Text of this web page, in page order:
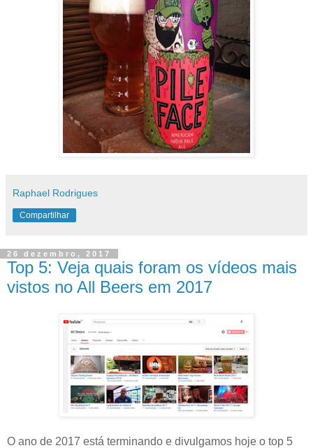
Raphael Rodrigues
Compartilhar
26 dezembro, 2017
Top 5: Veja quais foram os vídeos mais
vistos no All Beers em 2017
O ano de 2017 está terminando e divulgamos hoje o top 5